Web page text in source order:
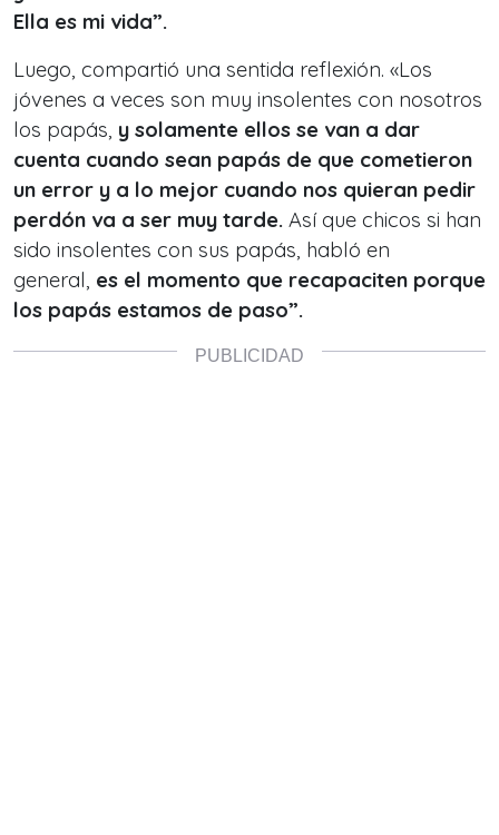
Ella es mi vida”.
Luego, compartió una sentida reflexión. «Los
jóvenes a veces son muy insolentes con nosotros
los papás, y solamente ellos se van a dar
cuenta cuando sean papás de que cometieron
un error y a lo mejor cuando nos quieran pedir
perdón va a ser muy tarde. Así que chicos si han
sido insolentes con sus papás, habló en
general, es el momento que recapaciten porque
los papás estamos de paso”.